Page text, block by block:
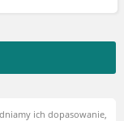
ich dopasowanie,